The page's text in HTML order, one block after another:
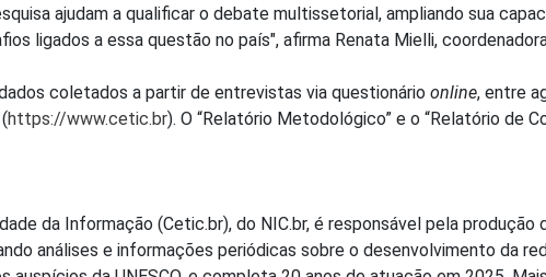
ajudam a qualificar o debate multissetorial, ampliando sua
ligados a essa questão no país", afirma Renata Mielli,
coletados a partir de entrevistas via questionário online, entre
https://www.cetic.br). O “Relatório Metodológico” e o “Relatório de
da Informação (Cetic.br), do NIC.br, é responsável pela produção
análises e informações periódicas sobre o desenvolvimento da